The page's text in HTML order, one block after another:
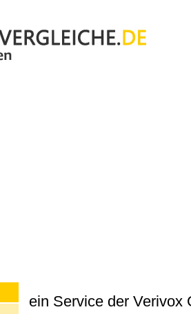
ein Service der Verivox